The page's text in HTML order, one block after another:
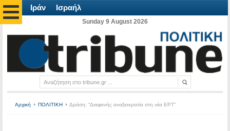
Ιράν Ισραήλ
Sunday 9 August 2026
Αρχική ΠΟΛΙΤΙΚΗ Δράση: “Διαφανής αναξιοκρατία στη νέα ΕΡΤ”